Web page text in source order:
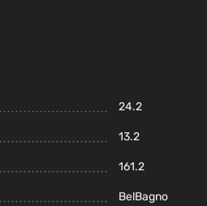
24.2
13.2
161.2
BelBagno